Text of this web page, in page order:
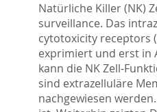
Natürliche Killer (NK)
surveillance. Das
cytotoxicity receptors
exprimiert und erst in
kann die NK Zell-
sind extrazelluläre
nachgewiesen